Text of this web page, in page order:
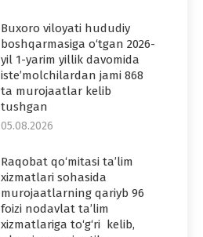
Buxoro viloyati hududiy
boshqarmasiga o‘tgan 2026-
yil 1-yarim yillik davomida
iste’molchilardan jami 868
ta murojaatlar kelib
tushgan
05.08.2026
Raqobat qo‘mitasi ta’lim
xizmatlari sohasida
murojaatlarning qariyb 96
foizi nodavlat ta’lim
xizmatlariga to‘g‘ri kelib,